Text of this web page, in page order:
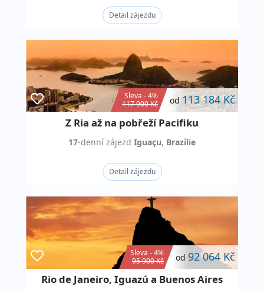
Detail zájezdu
Sleva - 4%
117 900 Kč
od 113 184 Kč
Z Ria až na pobřeží Pacifiku
17-denní zájezd Iguaçu, Brazílie
Detail zájezdu
Sleva - 4%
95 900 Kč
od 92 064 Kč
Rio de Janeiro, Iguazú a Buenos Aires